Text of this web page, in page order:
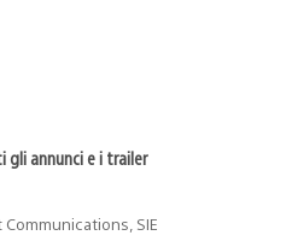
annunci e i trailer
SIE